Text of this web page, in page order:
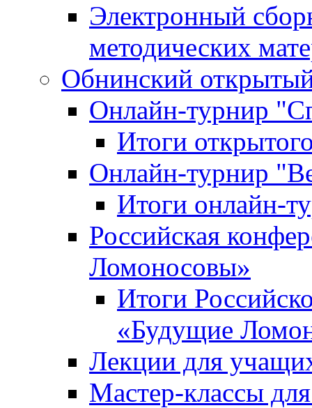
Электронный
методических
Обнинский
Онлайн-турнир
Итоги
Онлайн-турнир
Итоги онлайн-
Российская
Ломоносовы»
Итоги
«Будущие
Лекции для
Мастер-классы